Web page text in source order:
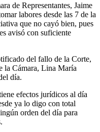
de Representantes, Jaime
labores desde las 7 de la
que no cayó bien, pues
avisó con suficiente
del fallo de la Corte,
la Cámara, Lina María
día.
efectos jurídicos al día
ya lo digo con total
orden del día para